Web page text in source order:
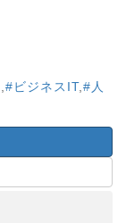
#ビジネスIT, #人